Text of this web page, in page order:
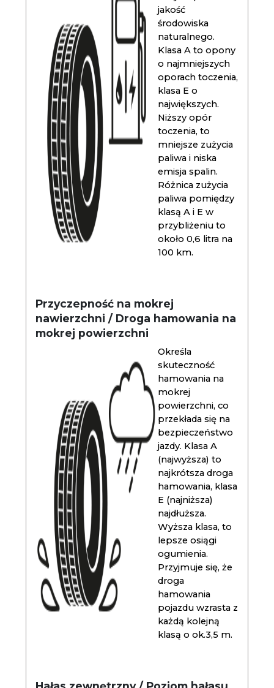
jakość
środowiska
naturalnego.
Klasa A to opony
o najmniejszych
oporach toczenia,
klasa E o
największych.
Niższy opór
toczenia, to
mniejsze zużycia
paliwa i niska
emisja spalin.
Różnica zużycia
paliwa pomiędzy
klasą A i E w
przybliżeniu to
około 0,6 litra na
100 km.
Przyczepność na mokrej
nawierzchni / Droga hamowania na
mokrej powierzchni
Określa
skuteczność
hamowania na
mokrej
powierzchni, co
przekłada się na
bezpieczeństwo
jazdy. Klasa A
(najwyższa) to
najkrótsza droga
hamowania, klasa
E (najniższa)
najdłuższa.
Wyższa klasa, to
lepsze osiągi
ogumienia.
Przyjmuje się, że
droga
hamowania
pojazdu wzrasta z
każdą kolejną
klasą o ok.3,5 m.